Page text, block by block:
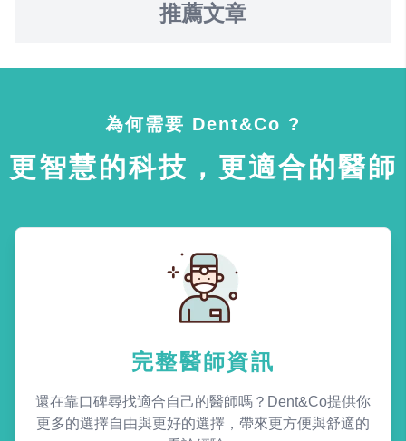
推薦文章
為何需要 Dent&Co ?
更智慧的科技，更適合的醫師
完整醫師資訊
還在靠口碑尋找適合自己的醫師嗎？Dent&Co提供你
更多的選擇自由與更好的選擇，帶來更方便與舒適的